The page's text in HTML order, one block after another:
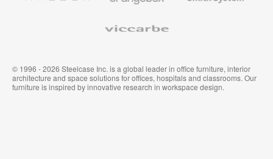
© 1996 - 2026 Steelcase Inc. is a global leader in office furniture, interior
architecture and space solutions for offices, hospitals and classrooms. Our
furniture is inspired by innovative research in workspace design.